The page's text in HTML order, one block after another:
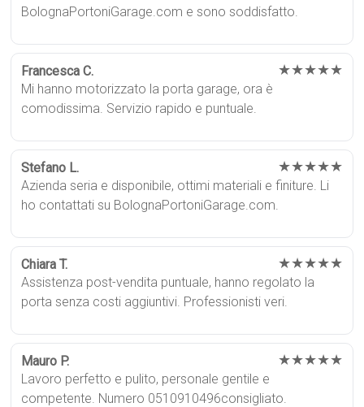
BolognaPortoniGarage.com e sono soddisfatto.
Francesca C. ★★★★★
Mi hanno motorizzato la porta garage, ora è
comodissima. Servizio rapido e puntuale.
Stefano L. ★★★★★
Azienda seria e disponibile, ottimi materiali e finiture. Li
ho contattati su BolognaPortoniGarage.com.
Chiara T. ★★★★★
Assistenza post-vendita puntuale, hanno regolato la
porta senza costi aggiuntivi. Professionisti veri.
Mauro P. ★★★★★
Lavoro perfetto e pulito, personale gentile e
competente. Numero 0510910496consigliato.